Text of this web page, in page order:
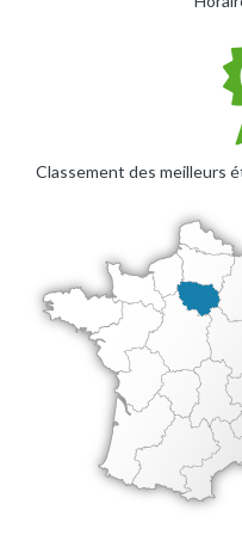
Classement des meilleurs